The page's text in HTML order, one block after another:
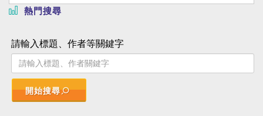
熱門搜尋
請輸入標題、作者等關鍵字
開始搜尋